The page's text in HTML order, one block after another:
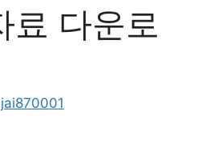
료 다운로
jai870001